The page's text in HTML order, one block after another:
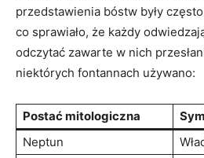
przedstawienia bóstw były
co sprawiało, że każdy
odczytać zawarte w nich
niektórych fontannach używano:
Postać mitologiczna
Neptun